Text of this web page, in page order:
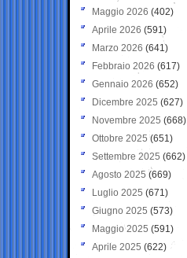
Maggio 2026 (402)
Aprile 2026 (591)
Marzo 2026 (641)
Febbraio 2026 (617)
Gennaio 2026 (652)
Dicembre 2025 (627)
Novembre 2025 (668)
Ottobre 2025 (651)
Settembre 2025 (662)
Agosto 2025 (669)
Luglio 2025 (671)
Giugno 2025 (573)
Maggio 2025 (591)
Aprile 2025 (622)